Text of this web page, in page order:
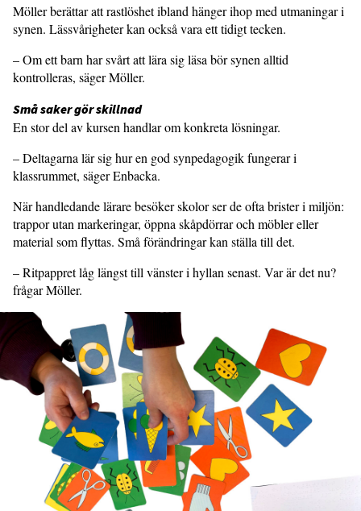
Möller berättar att rastlöshet ibland hänger ihop med utmaningar i
synen. Lässvårigheter kan också vara ett tidigt tecken.
– Om ett barn har svårt att lära sig läsa bör synen alltid
kontrolleras, säger Möller.
Små saker gör skillnad
En stor del av kursen handlar om konkreta lösningar.
– Deltagarna lär sig hur en god synpedagogik fungerar i
klassrummet, säger Enbacka.
När handledande lärare besöker skolor ser de ofta brister i miljön:
trappor utan markeringar, öppna skåpdörrar och möbler eller
material som flyttas. Små förändringar kan ställa till det.
– Ritpappret låg längst till vänster i hyllan senast. Var är det nu?
frågar Möller.